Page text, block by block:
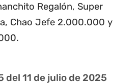
Regalón, Super
Chao Jefe 2.000.000 y
del 11 de julio de 2025